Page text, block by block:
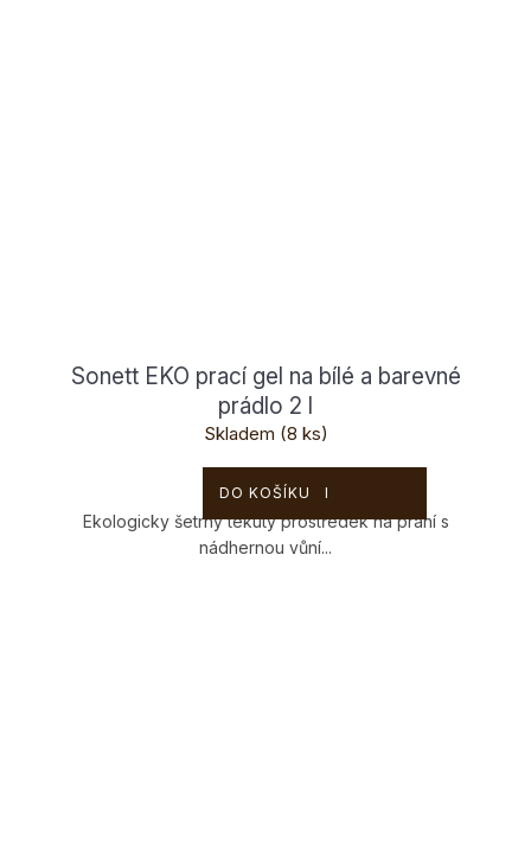
Sonett EKO prací gel na bílé a barevné
prádlo 2 l
Skladem (8 ks)
DO KOŠÍKU
Ekologicky šetrný tekutý prostředek na praní s
nádhernou vůní...